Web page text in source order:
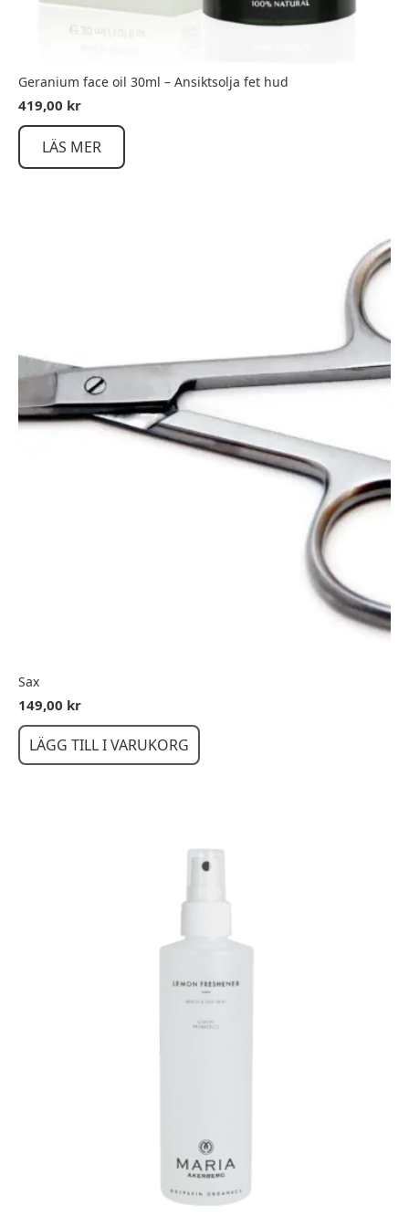
Geranium face oil 30ml – Ansiktsolja fet hud
419,00 kr
LÄS MER
Sax
149,00 kr
LÄGG TILL I VARUKORG